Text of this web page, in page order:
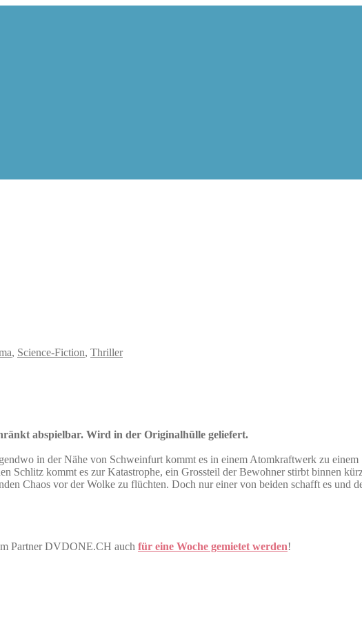
, Science-Fiction, Thriller
abspielbar. Wird in der Originalhülle geliefert.
in der Nähe von Schweinfurt kommt es in einem Atomkraftwerk zu
Schlitz kommt es zur Katastrophe, ein Grossteil der Bewohner stirbt binnen
Chaos vor der Wolke zu flüchten. Doch nur einer von beiden schafft es und
Partner DVDONE.CH auch für eine Woche gemietet werden!